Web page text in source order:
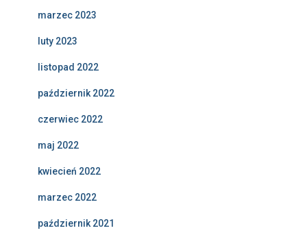
marzec 2023
luty 2023
listopad 2022
październik 2022
czerwiec 2022
maj 2022
kwiecień 2022
marzec 2022
październik 2021